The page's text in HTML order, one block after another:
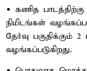
• கணித
நிமிடங்கள்
தேர்வு பகுதிக்கும்
வழங்கப்படுகிறது.